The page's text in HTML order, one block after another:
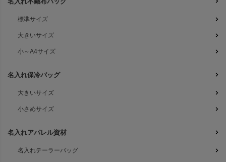
標準サイズ
大きいサイズ
小～A4サイズ
名入れ保冷バッグ
大きいサイズ
小さめサイズ
名入れアパレル資材
名入れテーラーバッグ